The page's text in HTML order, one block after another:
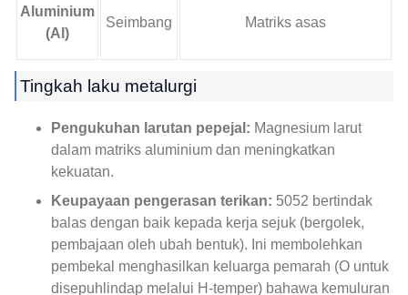
Aluminium
(Al)
Seimbang Matriks asas
Tingkah laku metalurgi
Pengukuhan larutan pepejal: Magnesium larut
dalam matriks aluminium dan meningkatkan
kekuatan.
Keupayaan pengerasan terikan: 5052 bertindak
balas dengan baik kepada kerja sejuk (bergolek,
pembajaan oleh ubah bentuk). Ini membolehkan
pembekal menghasilkan keluarga pemarah (O untuk
disepuhlindap melalui H-temper) bahawa kemuluran